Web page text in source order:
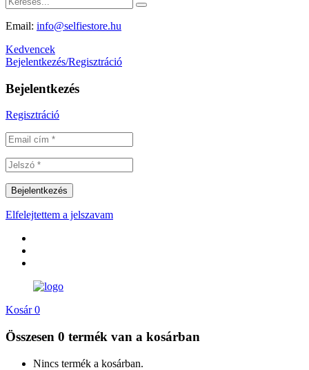
Email: info@selfiestore.hu
Kedvencek
Bejelentkezés/Regisztráció
Bejelentkezés
Regisztráció
Elfelejtettem a jelszavam
Kosár 0
Összesen 0 termék van a kosárban
Nincs termék a kosárban.